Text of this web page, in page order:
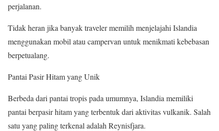
perjalanan.
Tidak heran jika banyak traveler memilih menjelajahi Islandia
menggunakan mobil atau campervan untuk menikmati kebebasan
berpetualang.
Pantai Pasir Hitam yang Unik
Berbeda dari pantai tropis pada umumnya, Islandia memiliki
pantai berpasir hitam yang terbentuk dari aktivitas vulkanik. Salah
satu yang paling terkenal adalah Reynisfjara.